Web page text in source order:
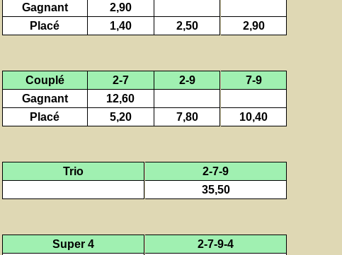
Gagnant
2,90
Placé
1,40 2,50 2,90
Couplé 2-7 2-9
7-9
Gagnant
12,60
Placé
5,20 7,80 10,40
Trio
2-7-9
35,50
Super 4
2-7-9-4